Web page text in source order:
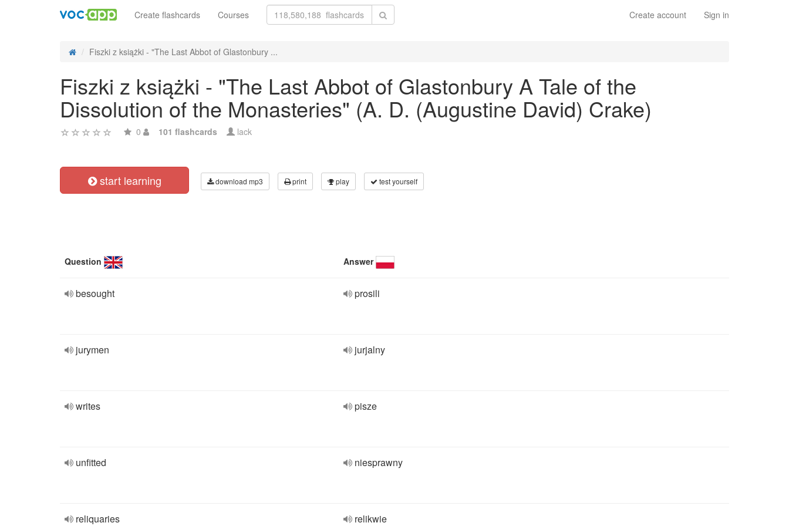
Create account Sign in
Create flashcards Courses
Fiszki z książki - "The Last Abbot of Glastonbury ...
Fiszki z książki - "The Last Abbot of Glastonbury A Tale of the
Dissolution of the Monasteries" (A. D. (Augustine David) Crake)
0 101 flashcards lack
start learning download mp3 print play test yourself
Question Answer
besought prosili
jurymen jurjalny
writes pisze
unfitted niesprawny
reliquaries relikwie